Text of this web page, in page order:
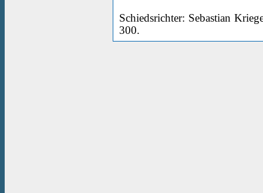
Schiedsrichter: Sebastian
300.